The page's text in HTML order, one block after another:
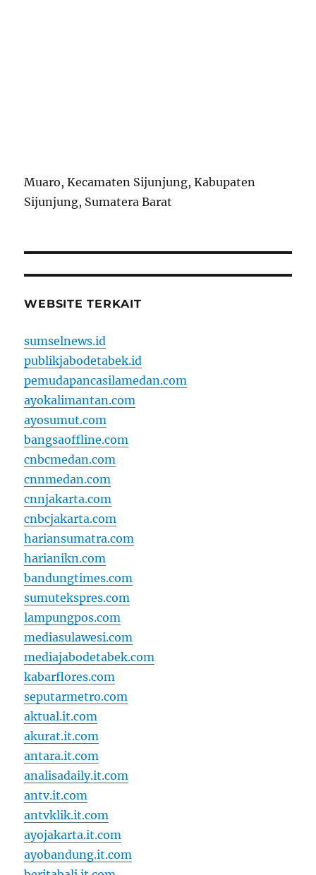
Muaro, Kecamaten Sijunjung, Kabupaten
Sijunjung, Sumatera Barat
WEBSITE TERKAIT
sumselnews.id
publikjabodetabek.id
pemudapancasilamedan.com
ayokalimantan.com
ayosumut.com
bangsaoffline.com
cnbcmedan.com
cnnmedan.com
cnnjakarta.com
cnbcjakarta.com
hariansumatra.com
harianikn.com
bandungtimes.com
sumutekspres.com
lampungpos.com
mediasulawesi.com
mediajabodetabek.com
kabarflores.com
seputarmetro.com
aktual.it.com
akurat.it.com
antara.it.com
analisadaily.it.com
antv.it.com
antvklik.it.com
ayojakarta.it.com
ayobandung.it.com